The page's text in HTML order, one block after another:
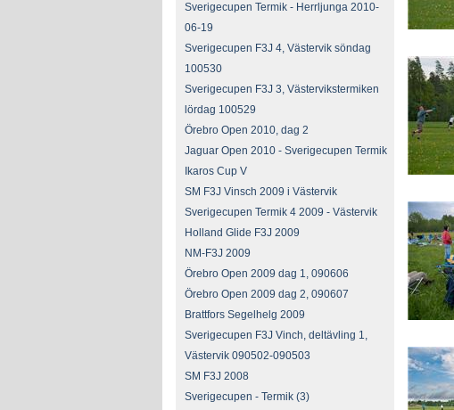
Sverigecupen Termik - Herrljunga 2010-
06-19
Sverigecupen F3J 4, Västervik söndag
100530
Sverigecupen F3J 3, Västervikstermiken
lördag 100529
Örebro Open 2010, dag 2
Jaguar Open 2010 - Sverigecupen Termik
Ikaros Cup V
SM F3J Vinsch 2009 i Västervik
Sverigecupen Termik 4 2009 - Västervik
Holland Glide F3J 2009
NM-F3J 2009
Örebro Open 2009 dag 1, 090606
Örebro Open 2009 dag 2, 090607
Brattfors Segelhelg 2009
Sverigecupen F3J Vinch, deltävling 1,
Västervik 090502-090503
SM F3J 2008
Sverigecupen - Termik (3)